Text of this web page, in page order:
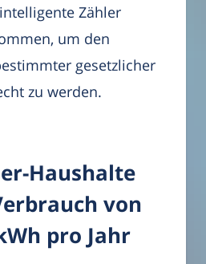
Zähler
um den
gesetzlicher
zu werden.
Haushalte
von
pro Jahr